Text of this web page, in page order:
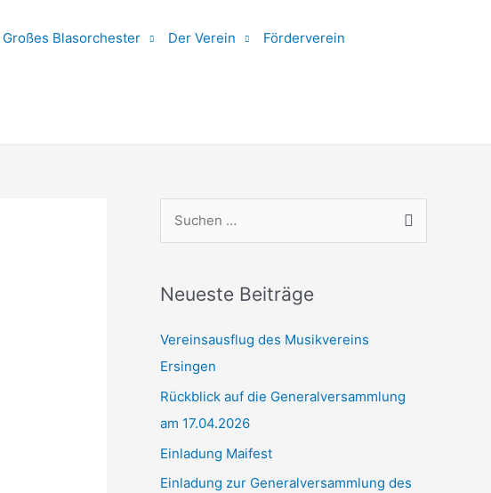
Großes Blasorchester Der Verein Förderverein
h
n
n
a
c
h
:
Neueste Beiträge
Vereinsausflug des Musikvereins
Ersingen
Rückblick auf die Generalversammlung
am 17.04.2026
Einladung Maifest
Einladung zur Generalversammlung des